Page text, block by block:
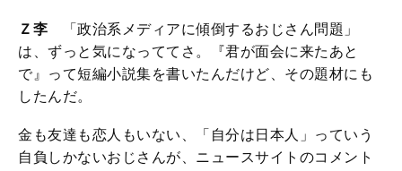
Ｚ李
「政治系メディアに傾倒するおじさん問題」
は、ずっと気になっててさ。『君が面会に来たあと
で』って短編小説集を書いたんだけど、その題材にも
したんだ。
金も友達も恋人もいない、「自分は日本人」っていう
自負しかないおじさんが、ニュースサイトのコメント